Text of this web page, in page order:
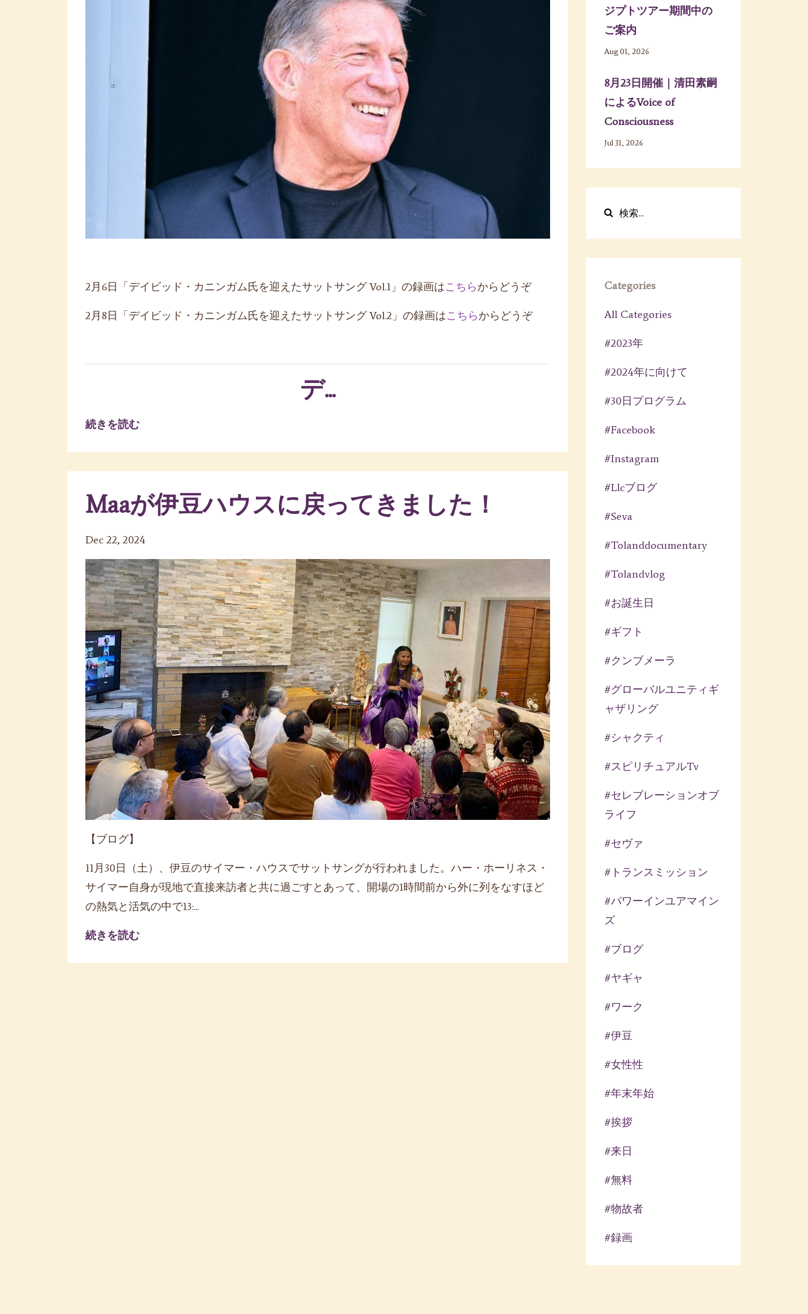
2月6日「デイビッド・カニンガム氏を迎えたサットサング Vol.1」の録画はこちらからどうぞ
2月8日「デイビッド・カニンガム氏を迎えたサットサング Vol.2」の録画はこちらからどうぞ
デ...
続きを読む
Maaが伊豆ハウスに戻ってきました！
Dec 22, 2024
【ブログ】
11月30日（土）、伊豆のサイマー・ハウスでサットサングが行われました。ハー・ホーリネス・
サイマー自身が現地で直接来訪者と共に過ごすとあって、開場の1時間前から外に列をなすほど
の熱気と活気の中で13:...
続きを読む
ジプトツアー期間中の
ご案内
Aug 01, 2026
8月23日開催｜清田素嗣
によるVoice of
Consciousness
Jul 31, 2026
Categories
All Categories
#2023年
#2024年に向けて
#30日プログラム
#facebook
#instagram
#llcブログ
#seva
#tolanddocumentary
#tolandvlog
#お誕生日
#ギフト
#クンブメーラ
#グローバルユニティギ
ャザリング
#シャクティ
#スピリチュアルtv
#セレブレーションオブ
ライフ
#セヴァ
#トランスミッション
#パワーインユアマイン
ズ
#ブログ
#ヤギャ
#ワーク
#伊豆
#女性性
#年末年始
#挨拶
#来日
#無料
#物故者
#録画